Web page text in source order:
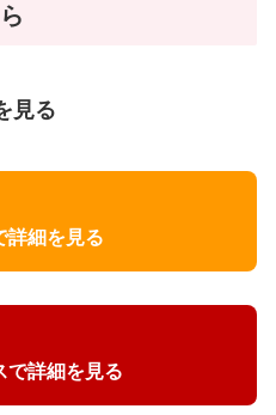
見る
細を見る
で詳細を見る